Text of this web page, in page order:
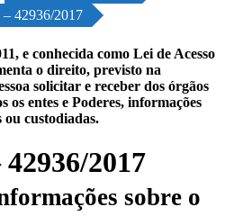
– 42936/2017
e conhecida como Lei de Acesso
o direito, previsto na
solicitar e receber dos órgãos
os entes e Poderes, informações
custodiadas.
2017
sobre o